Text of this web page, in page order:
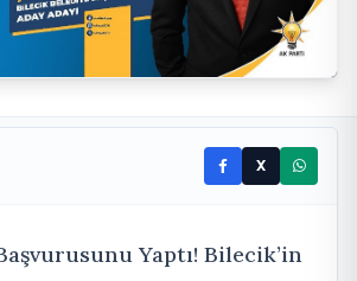
X
Yaptı! Bilecik’in